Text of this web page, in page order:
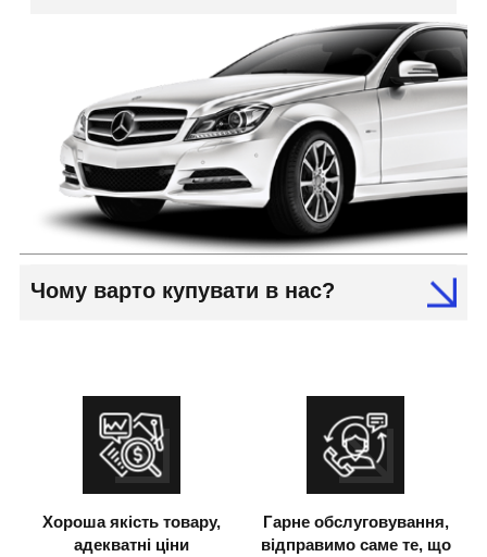
Чому варто купувати в нас?
Хороша якість товару,
адекватні ціни
Гарне обслуговування,
відправимо саме те, що